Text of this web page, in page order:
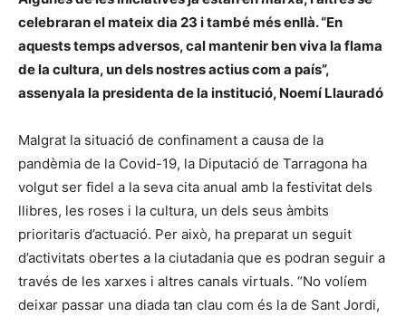
celebraran el mateix dia 23 i també més enllà. “En
aquests temps adversos, cal mantenir ben viva la flama
de la cultura, un dels nostres actius com a país”,
assenyala la presidenta de la institució, Noemí Llauradó
Malgrat la situació de confinament a causa de la
pandèmia de la Covid-19, la Diputació de Tarragona ha
volgut ser fidel a la seva cita anual amb la festivitat dels
llibres, les roses i la cultura, un dels seus àmbits
prioritaris d’actuació. Per això, ha preparat un seguit
d’activitats obertes a la ciutadania que es podran seguir a
través de les xarxes i altres canals virtuals. “No volíem
deixar passar una diada tan clau com és la de Sant Jordi,